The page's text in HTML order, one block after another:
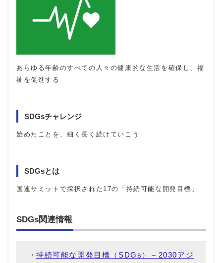
あらゆる年齢のすべての人々の健康的な生活を確保し、福
祉を促進する
SDGsチャレンジ
始めたことを、細く長く続けていこう
SDGsとは
国連サミットで採択された17の「持続可能な開発目標」
SDGs関連情報
持続可能な開発目標（SDGs）－2030アジ